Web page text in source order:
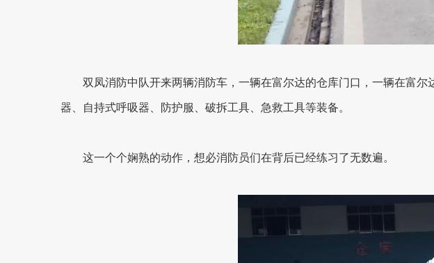
双凤消防中队开来两辆消防车，一辆在富尔达的仓库门口，一辆在富
器、自持式呼吸器、防护服、破拆工具、急救工具等装备。
这一个个娴熟的动作，想必消防员们在背后已经练习了无数遍。